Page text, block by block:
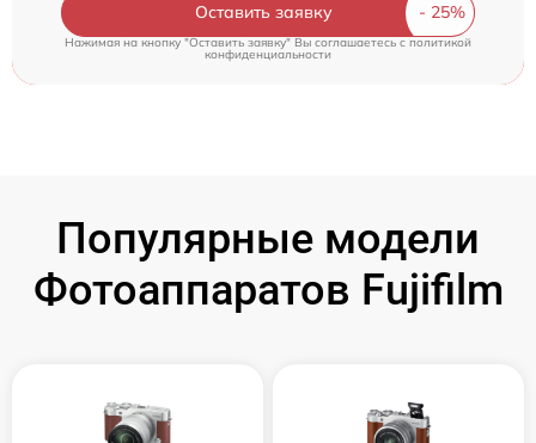
Оставить заявку
Нажимая на кнопку "Оставить заявку" Вы соглашаетесь c политикой
конфиденциальности
Популярные модели
Фотоаппаратов Fujifilm